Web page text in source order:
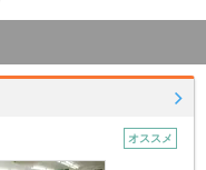
オススメ